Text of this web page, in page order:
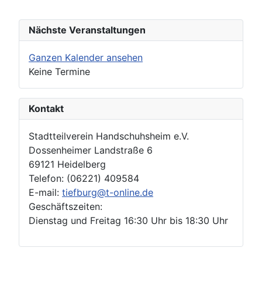
Nächste Veranstaltungen
Ganzen Kalender ansehen
Keine Termine
Kontakt
Stadtteilverein Handschuhsheim e.V.
Dossenheimer Landstraße 6
69121 Heidelberg
Telefon: (06221) 409584
E-mail: tiefburg@t-online.de
Geschäftszeiten:
Dienstag und Freitag 16:30 Uhr bis 18:30 Uhr